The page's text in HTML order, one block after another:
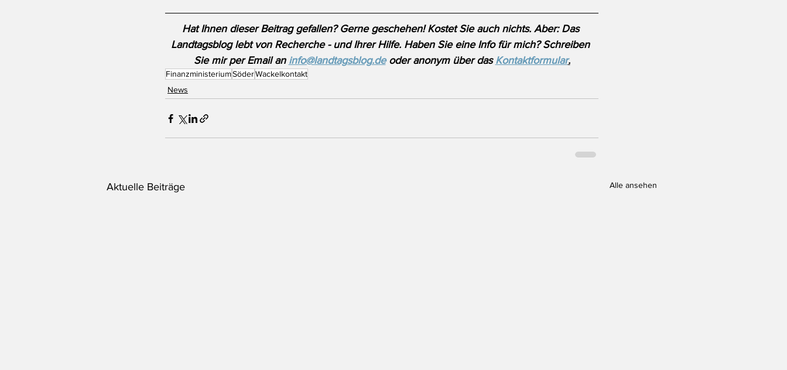
Hat Ihnen dieser Beitrag gefallen? Gerne geschehen! Kostet Sie auch nichts. Aber: Das
Landtagsblog lebt von Recherche - und Ihrer Hilfe. Haben Sie eine Info für mich? Schreiben
Sie mir per Email an info@landtagsblog.de oder anonym über das Kontaktformular.
FinanzministeriumSöderWackelkontakt
News
Aktuelle Beiträge Alle ansehen